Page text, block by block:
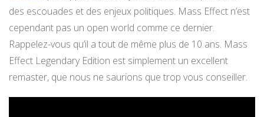
des escouades et des enjeux politiques. Mass Effect n’est
cependant pas un open world comme ce dernier.
Rappelez-vous qu’il a tout de même plus de 10 ans. Mass
Effect Legendary Edition est simplement un excellent
remaster, que nous ne saurions que trop vous conseiller.